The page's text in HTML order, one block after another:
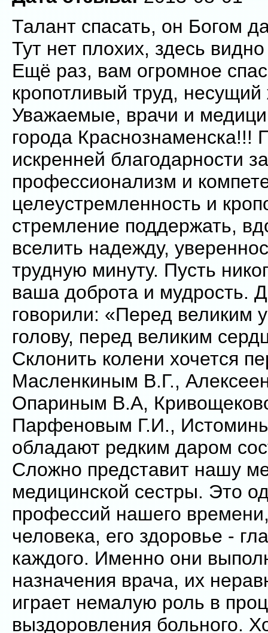
Талант спасать, он Богом
Тут нет плохих, здесь
Ещё раз, вам огромное
кропотливый труд,
Уважаемые, врачи и
города Краснознаменска!!!
искренней благодарности
профессионализм и
целеустремленность и
стремление поддержать,
вселить надежду,
трудную минуту. Пусть
ваша доброта и мудрость.
говорили: «Перед великим
голову, перед великим
Склонить колени хочется
Масленкиным В.Г.,
Опариным В.А,
Парфеновым Г.И.,
обладают редким даром
Сложно представит нашу
медицинской сестры. Это
профессий нашего
человека, его здоровье -
каждого. Именно они
назначения врача, их
играет немалую роль в
выздоровления больного.